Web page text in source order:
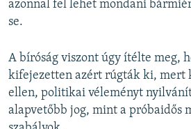
azonnal fel lehet mondani
se.
A bíróság viszont úgy ítélte meg,
kifejezetten azért rúgták ki, mert
ellen, politikai véleményt
alapvetőbb jog, mint a próbaidős